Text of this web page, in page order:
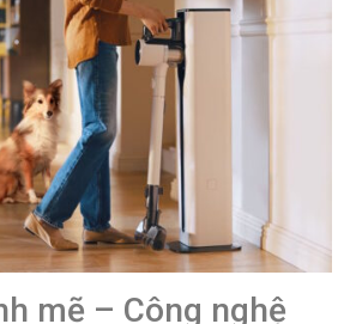
mẽ – Công nghệ